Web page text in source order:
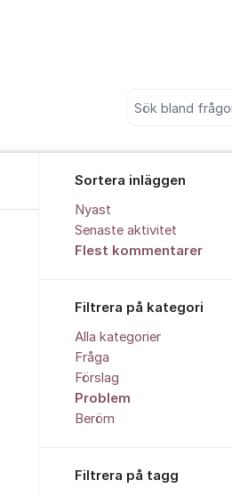
Sortera inläggen
Nyast
Senaste aktivitet
Flest kommentarer
Filtrera på kategori
Alla kategorier
Fråga
Förslag
Problem
Beröm
Filtrera på tagg